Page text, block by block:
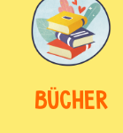
BÜCHER